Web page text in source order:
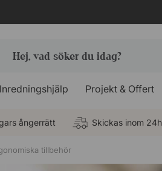
Inredningshjälp Projekt & Offert
ångerrätt Skickas inom 24h
tillbehör